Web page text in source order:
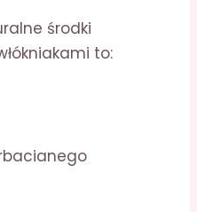
środki
to: